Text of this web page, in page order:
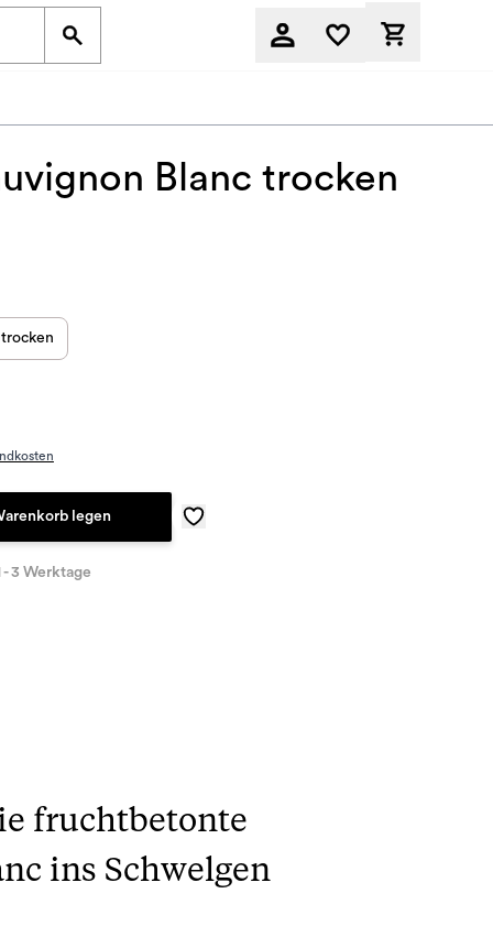
Blanc trocken
trocken
legen
3 Werktage
fruchtbetonte
ins Schwelgen